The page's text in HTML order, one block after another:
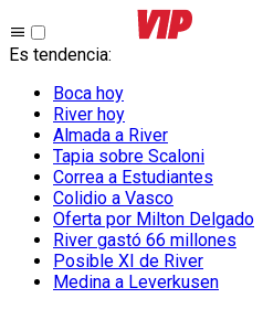
Es tendencia:
Boca hoy
River hoy
Almada a River
Tapia sobre Scaloni
Correa a Estudiantes
Colidio a Vasco
Oferta por Milton Delgado
River gastó 66 millones
Posible XI de River
Medina a Leverkusen